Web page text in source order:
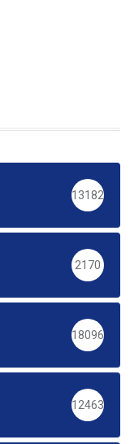
13182
2170
18096
12463